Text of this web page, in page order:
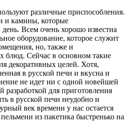
различные приспособления.
и камины, которые
Всем очень хорошо известна
оборудование, которое служит
но, также и
блюд. Сейчас в основном такие
декоративных целей. Хотя,
в русской печи и вкусна и
не идет ни с одной новейшей
разработкой для приготовления
в русской печи неудобно и
век времени у нас остается
из пакетика быстренько на